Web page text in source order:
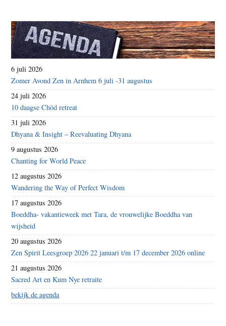
6 juli 2026
Zomer Avond Zen in Arnhem 6 juli -31 augustus
24 juli 2026
10 daagse Chöd retreat
31 juli 2026
Dhyana & Insight – Reevaluating Dhyana
9 augustus 2026
Chanting for World Peace
12 augustus 2026
Wandering the Way of Perfect Wisdom
17 augustus 2026
Boeddha- vakantieweek met Tara, de vrouwelijke Boeddha van
wijsheid
20 augustus 2026
Zen Spirit Leesgroep 2026 22 januari t/m 17 december 2026 online
21 augustus 2026
Sacred Art en Kum Nye retraite
bekijk de agenda